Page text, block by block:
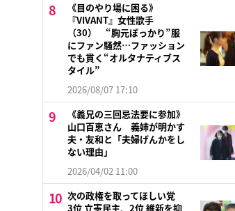
《目のやり場に困る》
『VIVANT』女性歌手
（30） “胸元ぽっかり”服
にファン騒然…ファッション
でも貫く“オルタナティブス
タイル”
2026/08/07 17:10
《義兄の三回忌法要に参加》
山口百恵さん 義姉が明かす
夫・友和と「夫婦げんかをし
ない理由」
2026/04/02 11:00
次の政権を取ってほしい党
3位 立憲民主、2位 維新を抑